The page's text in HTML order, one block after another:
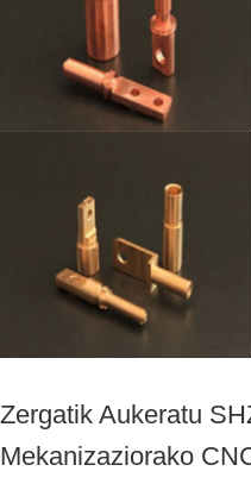
Zergatik Aukeratu
Mekanizaziorako